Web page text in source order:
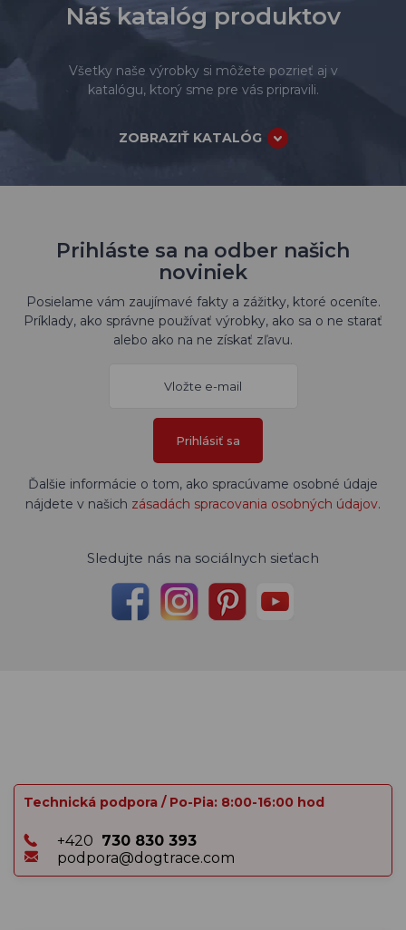
Náš katalóg produktov
Všetky naše výrobky si môžete pozrieť aj v
katalógu, ktorý sme pre vás pripravili.
ZOBRAZIŤ KATALÓG
Prihláste sa na odber našich
noviniek
Posielame vám zaujímavé fakty a zážitky, ktoré oceníte.
Príklady, ako správne používať výrobky, ako sa o ne starať
alebo ako na ne získať zľavu.
Prihlásiť sa
Ďalšie informácie o tom, ako spracúvame osobné údaje
nájdete v našich zásadách spracovania osobných údajov.
Sledujte nás na sociálnych sieťach
Technická podpora / Po-Pia: 8:00-16:00 hod
+420 730 830 393
podpora@dogtrace.com